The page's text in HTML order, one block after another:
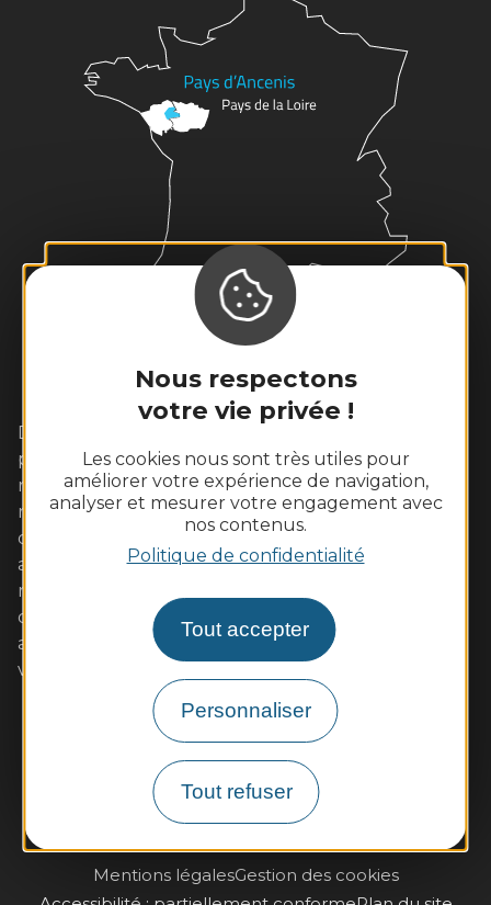
Nous respectons
votre vie privée !
Les cookies nous sont très utiles pour
améliorer votre expérience de navigation,
analyser et mesurer votre engagement avec
nos contenus.
Politique de confidentialité
Tout accepter
Personnaliser
Tout refuser
Dans cet écrin de Loire sauvage aux coteaux
plantés de vignes, vivez pleinement un week-end
romantique avec votre amoureux. Les familles s'y
retrouveront également avec plaisir autour
d'activités de pleine nature ou des visites adaptées
aux enfants. Les gourmands tout autant dans nos
restaurants de qualité aux saveurs locales (poulet
d'Ancenis, poisson de Loire, beurre blanc...)
accompagnées de vins AOC. Muscadet et malvoisie
vous séduiront à coup sûr. A très bientôt !
Contactez-nous
Je m'inscris à la newsletter
Mentions légalesGestion des cookies